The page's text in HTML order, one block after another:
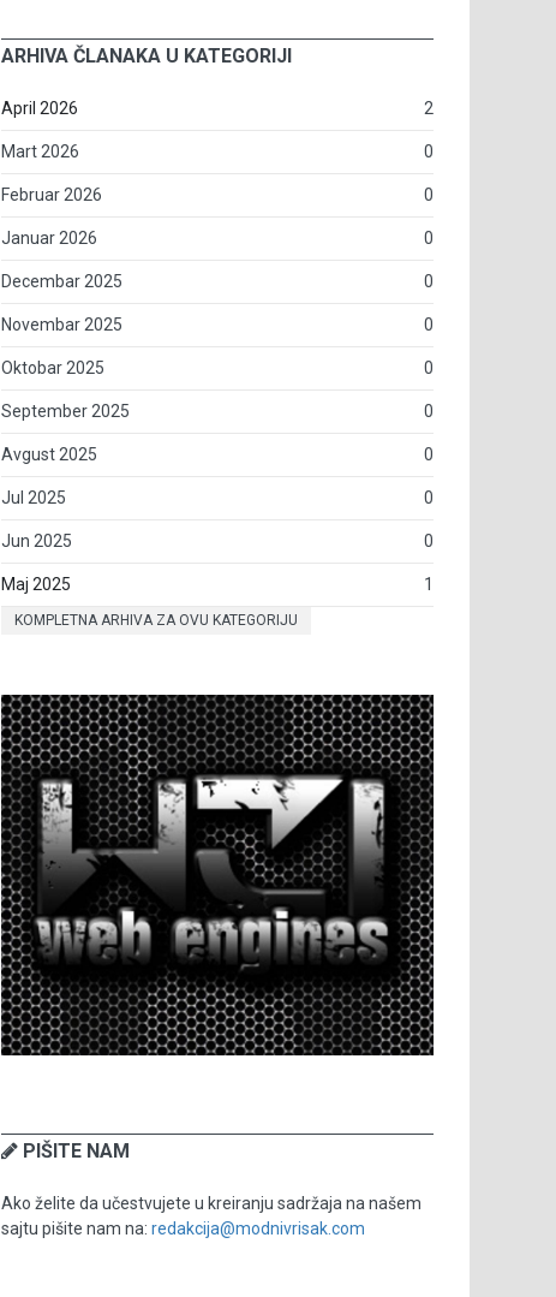
ARHIVA ČLANAKA U KATEGORIJI
April 2026 2
Mart 2026 0
Februar 2026 0
Januar 2026 0
Decembar 2025 0
Novembar 2025 0
Oktobar 2025 0
September 2025 0
Avgust 2025 0
Jul 2025 0
Jun 2025 0
Maj 2025 1
KOMPLETNA ARHIVA ZA OVU KATEGORIJU
PIŠITE NAM
Ako želite da učestvujete u kreiranju sadržaja na našem
sajtu pišite nam na: redakcija@modnivrisak.com